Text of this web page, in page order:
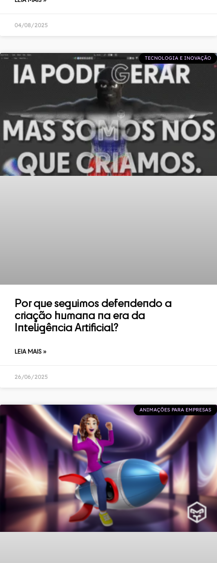
04/08/2025
TECNOLOGIA E INOVAÇÃO
Por que seguimos defendendo a
criação humana na era da
Inteligência Artificial?
LEIA MAIS »
26/06/2025
ANIMAÇÕES PARA EMPRESAS